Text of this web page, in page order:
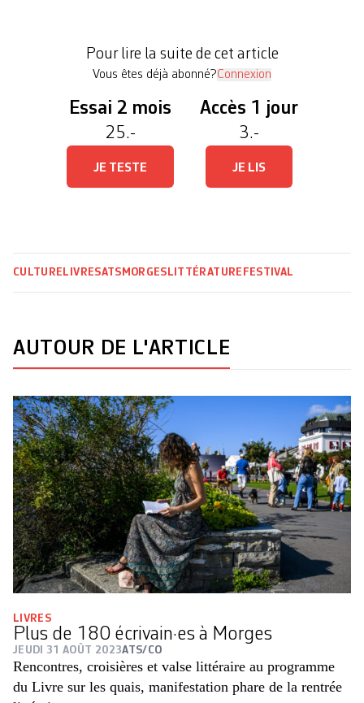
de la fréquentation et de l’ambiance […]
Pour lire la suite de cet article
Vous êtes déjà abonné?Connexion
Essai 2 mois
25.-
JE TESTE
Accès 1 jour
3.-
JE LIS
CULTURE LIVRESATS MORGES LITTÉRATURE FESTIVAL
AUTOUR DE L'ARTICLE
LIVRES
Plus de 180 écrivain·es à Morges
JEUDI 31 AOÛT 2023ATS/CO
Rencontres, croisières et valse littéraire au programme
du Livre sur les quais, manifestation phare de la rentrée